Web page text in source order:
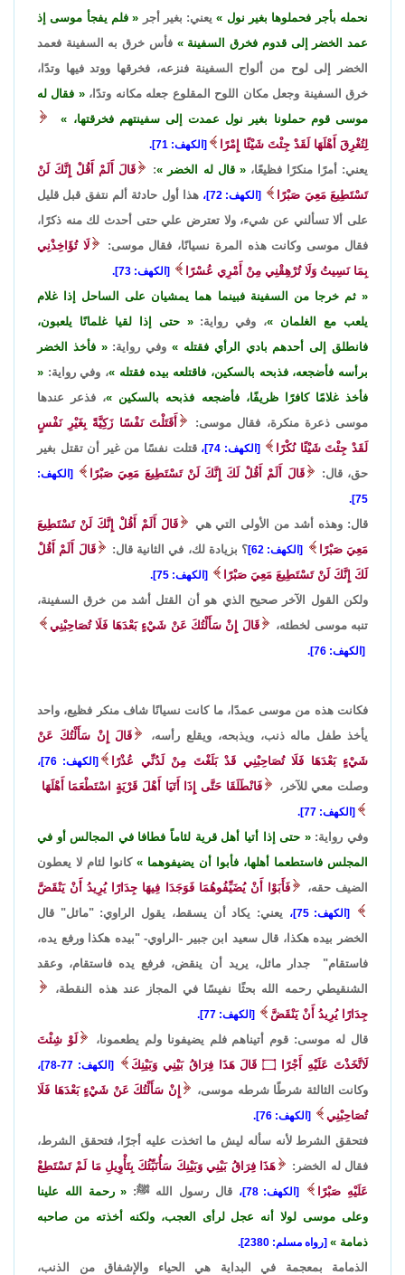
نحمله بأجر فحملوها بغير نول
يعني: بغير أجر
فلم يفجأ موسى إذ
عمد الخضر إلى قدوم فخرق السفينة
فأس خرق به السفينة فعمد
الخضر إلى لوح من ألواح السفينة فنزعه، فخرقها ووتد فيها وتدًا،
خرق السفينة وجعل مكان اللوح المقلوع جعله مكانه وتدًا،
فقال له
موسى قوم حملونا بغير نول عمدت إلى سفينتهم فخرقتها،
لِتُغْرِقَ أَهْلَهَا لَقَدْ جِئْتَ شَيْئًا إِمْرًا
[الكهف: 71].
يعني: أمرًا منكرًا فظيعًا، قال له الخضر :
قَالَ أَلَمْ أَقُلْ إِنَّكَ لَنْ
تَسْتَطِيعَ مَعِيَ صَبْرًا
[الكهف: 72]،
هذا أول حادثة ألم نتفق قبل قليل
على ألا تسألني عن شيء، ولا تعترض علي حتى أحدث لك منه ذكرًا،
فقال موسى وكانت هذه المرة نسيانًا، فقال موسى:
لَا تُؤَاخِذْنِي
بِمَا نَسِيتُ وَلَا تُرْهِقْنِي مِنْ أَمْرِي عُسْرًا
[الكهف: 73].
ثم خرجا من السفينة فبينما هما يمشيان على الساحل إذا غلام
يلعب مع الغلمان
، وفي رواية:
حتى إذا لقيا غلمانًا يلعبون،
فانطلق إلى أحدهم بادي الرأي فقتله
وفي رواية:
فأخذ الخضر
برأسه فأضجعه، فذبحه بالسكين، فاقتلعه بيده فقتله
، وفي رواية:
فأخذ غلامًا كافرًا ظريفًا، فأضجعه فذبحه بالسكين
، فذعر عندها
موسى ذعرة منكرة، فقال موسى:
أَقَتَلْتَ نَفْسًا زَكِيَّةً بِغَيْرِ نَفْسٍ
لَقَدْ جِئْتَ شَيْئًا نُكْرًا
[الكهف: 74]،
قتلت نفسًا من غير أن تقتل بغير
حق، قال:
قَالَ أَلَمْ أَقُلْ لَكَ إِنَّكَ لَنْ تَسْتَطِيعَ مَعِيَ صَبْرًا
[الكهف:
75].
قال: وهذه أشد من الأولى التي هي
قَالَ أَلَمْ أَقُلْ إِنَّكَ لَنْ تَسْتَطِيعَ
مَعِيَ صَبْرًا
[الكهف: 62] ؟ بزيادة لك، في الثانية قال:
قَالَ أَلَمْ أَقُلْ
لَكَ إِنَّكَ لَنْ تَسْتَطِيعَ مَعِيَ صَبْرًا
[الكهف: 75].
ولكن القول الآخر صحيح الذي هو أن القتل أشد من خرق السفينة،
تنبه موسى لخطئه،
قَالَ إِنْ سَأَلْتُكَ عَنْ شَيْءٍ بَعْدَهَا فَلَا تُصَاحِبْنِي
[الكهف: 76].
فكانت هذه من موسى عمدًا، ما كانت نسيانًا شاف منكر فظيع، واحد
يأخذ طفل ماله ذنب، ويذبحه، ويقلع رأسه،
قَالَ إِنْ سَأَلْتُكَ عَنْ
شَيْءٍ بَعْدَهَا فَلَا تُصَاحِبْنِي قَدْ بَلَغْتَ مِنْ لَدُنِّي عُذْرًا
[الكهف: 76]،
وصلت معي للآخر، فَانْطَلَقَا حَتَّى إِذَا أَتَيَا أَهْلَ قَرْيَةٍ اسْتَطْعَمَا أَهْلَهَا
[الكهف: 77].
وفي رواية:
حتى إذا أتيا أهل قرية لئاماً فطافا في المجالس أو في
المجلس فاستطعما أهلها، فأبوا أن يضيفوهما
كانوا لئام لا يعطون
الضيف حقه،
فَأَبَوْا أَنْ يُضَيِّفُوهُمَا فَوَجَدَا فِيهَا جِدَارًا يُرِيدُ أَنْ يَنْقَضَّ
[الكهف: 75]،
يعني: يكاد أن يسقط، يقول الراوي: "مائل" قال
الخضر بيده هكذا، قال سعيد ابن جبير -الراوي- "بيده هكذا ورفع يده،
فاستقام" جدار مائل، يريد أن ينقض، فرفع يده فاستقام، وعقد
الشنقيطي رحمه الله بحثًا نفيسًا في المجاز عند هذه النقطة،
جِدَارًا يُرِيدُ أَنْ يَنْقَضَّ
[الكهف: 77].
قال له موسى: قوم أتيناهم فلم يضيفونا ولم يطعمونا،
لَوْ شِئْتَ
لَاتَّخَذْتَ عَلَيْهِ أَجْرًا
۝ قَالَ هَذَا فِرَاقُ بَيْنِي وَبَيْنِكَ [الكهف: 77-78]،
وكانت الثالثة شرطًا شرطه موسى،
إِنْ سَأَلْتُكَ عَنْ شَيْءٍ بَعْدَهَا فَلَا
تُصَاحِبْنِي
[الكهف: 76].
فتحقق الشرط لأنه سأله ليش ما اتخذت عليه أجرًا، فتحقق الشرط،
فقال له الخضر:
هَذَا فِرَاقُ بَيْنِي وَبَيْنِكَ سَأُنَبِّئُكَ بِتَأْوِيلِ مَا لَمْ تَسْتَطِعْ
عَلَيْهِ صَبْرًا
[الكهف: 78]، قال رسول الله ﷺ:
رحمة الله علينا
وعلى موسى لولا أنه عجل لرأى العجب، ولكنه أخذته من صاحبه
ذمامة
[رواه مسلم: 2380].
الذمامة بمعجمة في البداية هي الحياء والإشفاق من الذنب،